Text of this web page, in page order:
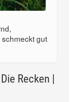
gut
Recken |